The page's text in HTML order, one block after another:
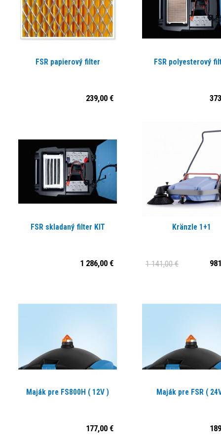
FSR papierový filter
239,00 €
FSR polyesterový
FSR skladaný filter KIT
1 286,00 €
Kränzle 1+1
1 141,00 €
Maják pre FS800H ( 12V )
177,00 €
Maják pre FSR (